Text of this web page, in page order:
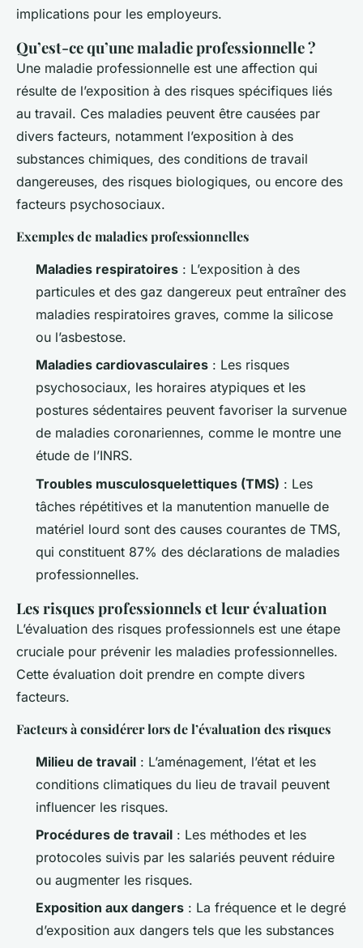
implications pour les employeurs.
Qu’est-ce qu’une maladie professionnelle ?
Une maladie professionnelle est une affection qui
résulte de l’exposition à des risques spécifiques liés
au travail. Ces maladies peuvent être causées par
divers facteurs, notamment l’exposition à des
substances chimiques, des conditions de travail
dangereuses, des risques biologiques, ou encore des
facteurs psychosociaux.
Exemples de maladies professionnelles
Maladies respiratoires : L’exposition à des
particules et des gaz dangereux peut entraîner des
maladies respiratoires graves, comme la silicose
ou l’asbestose.
Maladies cardiovasculaires : Les risques
psychosociaux, les horaires atypiques et les
postures sédentaires peuvent favoriser la survenue
de maladies coronariennes, comme le montre une
étude de l’INRS.
Troubles musculosquelettiques (TMS) : Les
tâches répétitives et la manutention manuelle de
matériel lourd sont des causes courantes de TMS,
qui constituent 87% des déclarations de maladies
professionnelles.
Les risques professionnels et leur évaluation
L’évaluation des risques professionnels est une étape
cruciale pour prévenir les maladies professionnelles.
Cette évaluation doit prendre en compte divers
facteurs.
Facteurs à considérer lors de l’évaluation des risques
Milieu de travail : L’aménagement, l’état et les
conditions climatiques du lieu de travail peuvent
influencer les risques.
Procédures de travail : Les méthodes et les
protocoles suivis par les salariés peuvent réduire
ou augmenter les risques.
Exposition aux dangers : La fréquence et le degré
d’exposition aux dangers tels que les substances